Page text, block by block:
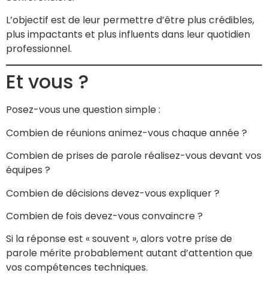
L’objectif est de leur permettre d’être plus crédibles,
plus impactants et plus influents dans leur quotidien
professionnel.
Et vous ?
Posez-vous une question simple :
Combien de réunions animez-vous chaque année ?
Combien de prises de parole réalisez-vous devant vos
équipes ?
Combien de décisions devez-vous expliquer ?
Combien de fois devez-vous convaincre ?
Si la réponse est « souvent », alors votre prise de
parole mérite probablement autant d’attention que
vos compétences techniques.